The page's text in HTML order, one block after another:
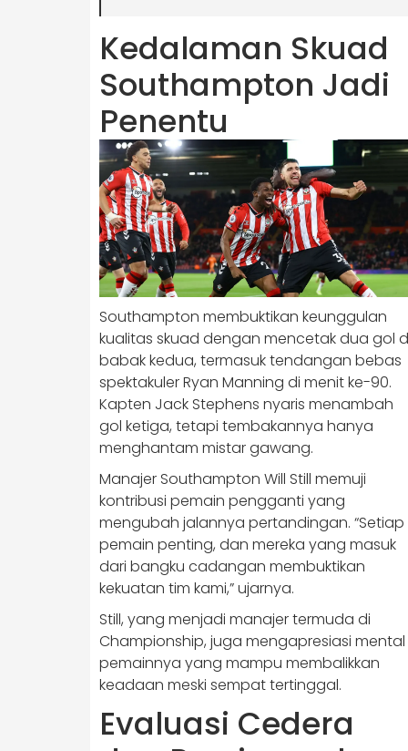
Kedalaman Skuad
Southampton Jadi
Penentu
Southampton membuktikan keunggulan
kualitas skuad dengan mencetak dua gol
babak kedua, termasuk tendangan bebas
spektakuler Ryan Manning di menit ke-90.
Kapten Jack Stephens nyaris menambah
gol ketiga, tetapi tembakannya hanya
menghantam mistar gawang.
Manajer Southampton Will Still memuji
kontribusi pemain pengganti yang
mengubah jalannya pertandingan. “Setiap
pemain penting, dan mereka yang masuk
dari bangku cadangan membuktikan
kekuatan tim kami,” ujarnya.
Still, yang menjadi manajer termuda di
Championship, juga mengapresiasi mental
pemainnya yang mampu membalikkan
keadaan meski sempat tertinggal.
Evaluasi Cedera